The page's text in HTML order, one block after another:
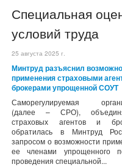
Специальная
условий труда
25 августа 2025 г.
Минтруд разъяснил
применения страховыми
брокерами упрощенной СОУТ
Саморегулируемая
(далее – СРО),
страховых агентов и
обратилась в Минтруд
запросом о возможности
ее членами упрощенного
проведения специальной...